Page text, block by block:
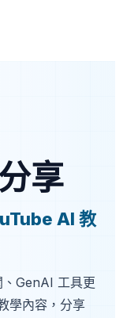
享
AI 教
GenAI 工具更
學內容，分享